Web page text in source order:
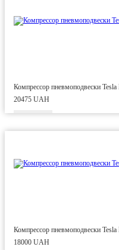
Компрессор пневмоподвески
20475 UAH
Компрессор пневмоподвески
18000 UAH